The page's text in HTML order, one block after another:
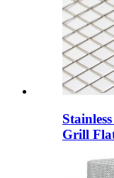
Grill